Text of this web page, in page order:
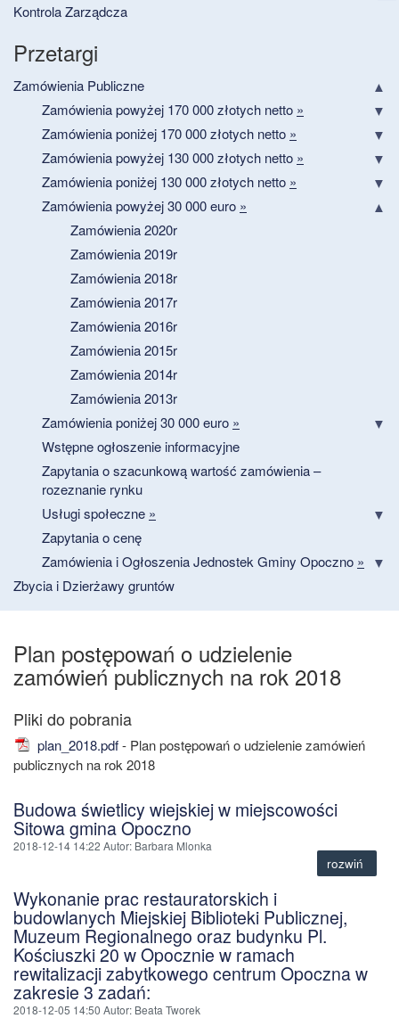
Kontrola Zarządcza
Przetargi
Zamówienia Publiczne
Zamówienia powyżej 170 000 złotych netto »
Zamówienia poniżej 170 000 złotych netto »
Zamówienia powyżej 130 000 złotych netto »
Zamówienia poniżej 130 000 złotych netto »
Zamówienia powyżej 30 000 euro »
Zamówienia 2020r
Zamówienia 2019r
Zamówienia 2018r
Zamówienia 2017r
Zamówienia 2016r
Zamówienia 2015r
Zamówienia 2014r
Zamówienia 2013r
Zamówienia poniżej 30 000 euro »
Wstępne ogłoszenie informacyjne
Zapytania o szacunkową wartość zamówienia –
rozeznanie rynku
Usługi społeczne »
Zapytania o cenę
Zamówienia i Ogłoszenia Jednostek Gminy Opoczno »
Zbycia i Dzierżawy gruntów
Plan postępowań o udzielenie
zamówień publicznych na rok 2018
plan_2018.pdf- Plan postępowań o udzielenie zamówień
publicznych na rok 2018
Budowa świetlicy wiejskiej w miejscowości
Sitowa gmina Opoczno
2018-12-14 14:22 Autor: Barbara Mlonka
rozwiń
Wykonanie prac restauratorskich i
budowlanych Miejskiej Biblioteki Publicznej,
Muzeum Regionalnego oraz budynku Pl.
Kościuszki 20 w Opocznie w ramach
rewitalizacji zabytkowego centrum Opoczna w
zakresie 3 zadań:
2018-12-05 14:50 Autor: Beata Tworek